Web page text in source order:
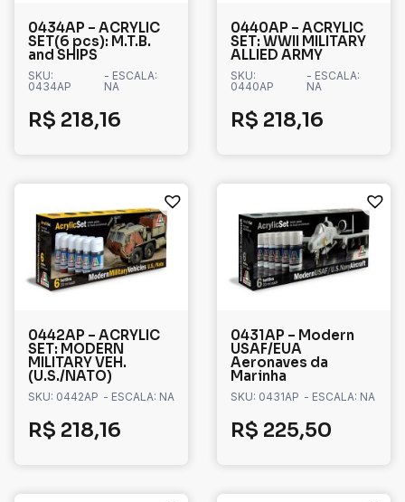
0434AP – ACRYLIC
SET(6 pcs): M.T.B.
and SHIPS
SKU:
0434AP
- ESCALA:
NA
R$ 218,16
0440AP – ACRYLIC
SET: WWII MILITARY
ALLIED ARMY
SKU:
0440AP
- ESCALA:
NA
R$ 218,16
0442AP – ACRYLIC
SET: MODERN
MILITARY VEH.
(U.S./NATO)
SKU: 0442AP - ESCALA: NA
R$ 218,16
0431AP – Modern
USAF/EUA
Aeronaves da
Marinha
SKU: 0431AP - ESCALA: NA
R$ 225,50